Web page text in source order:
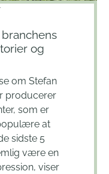
og
om Stefan
producerer
som er
at
sidste 5
være en
viser